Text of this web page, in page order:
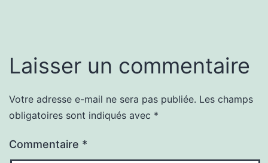
Laisser un commentaire
Votre adresse e-mail ne sera pas publiée. Les champs
obligatoires sont indiqués avec *
Commentaire *